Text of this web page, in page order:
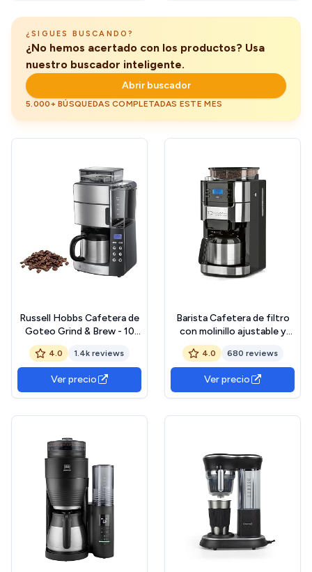
¿SIGUES BUSCANDO?
¿No hemos acertado con los productos? Usa
nuestro buscador inteligente.
Abrir buscador
5.000+ BÚSQUEDAS COMPLETADAS ESTE MES
Russell Hobbs Cafetera de
Goteo Grind & Brew - 10
Tazas, Jarra Térmica 1L,
Molinillo para 250 g, 3
Niveles Molienda, Selector
de Intensidad, Programable,
Acero Inoxidable, Plata y
4.0 1.4k reviews
Ver precio
Barista Cafetera de filtro
con molinillo ajustable y
jarra térmica, función de
mantenimiento del calor,
temporizador de 24 horas y
filtro permanente, para 10
tazas de café
4.0 680 reviews
Ver precio